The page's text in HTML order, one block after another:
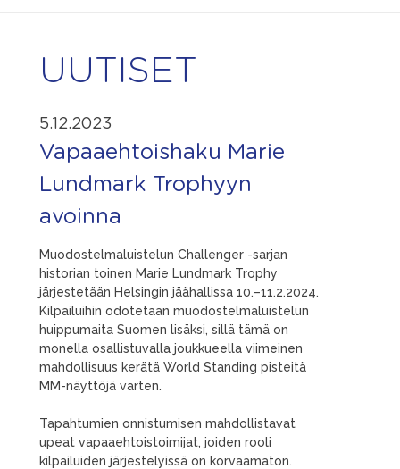
UUTISET
5.12.2023
Vapaaehtoishaku Marie
Lundmark Trophyyn
avoinna
Muodostelmaluistelun Challenger -sarjan
historian toinen Marie Lundmark Trophy
järjestetään Helsingin jäähallissa 10.–11.2.2024.
Kilpailuihin odotetaan muodostelmaluistelun
huippumaita Suomen lisäksi, sillä tämä on
monella osallistuvalla joukkueella viimeinen
mahdollisuus kerätä World Standing pisteitä
MM-näyttöjä varten.
Tapahtumien onnistumisen mahdollistavat
upeat vapaaehtoistoimijat, joiden rooli
kilpailuiden järjestelyissä on korvaamaton.